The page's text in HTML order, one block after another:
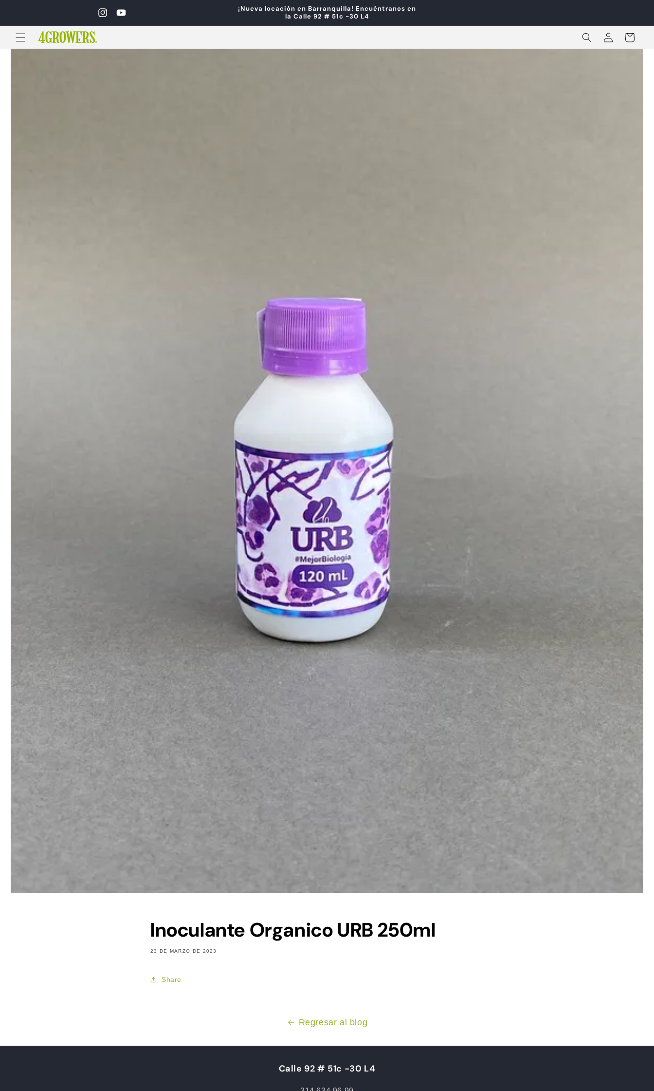
InstagramYouTube
¡Nueva locación en Barranquilla! Encuéntranos en
la Calle 92 # 51c -30 L4
sesión
Carrito
Inoculante Organico URB 250ml
23 DE MARZO DE 2023
Share
Regresar al blog
Calle 92 # 51c -30 L4